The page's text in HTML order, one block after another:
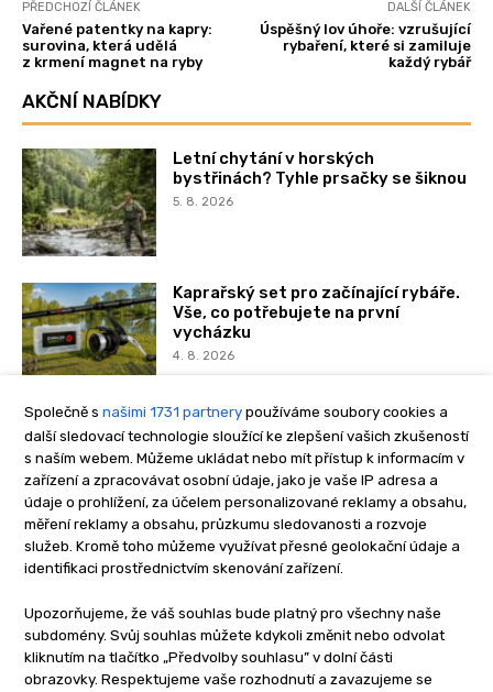
Společně s našimi 1731 partnery používáme soubory cookies a
další sledovací technologie sloužící ke zlepšení vašich zkušeností
s naším webem. Můžeme ukládat nebo mít přístup k informacím v
zařízení a zpracovávat osobní údaje, jako je vaše IP adresa a
údaje o prohlížení, za účelem personalizované reklamy a obsahu,
měření reklamy a obsahu, průzkumu sledovanosti a rozvoje
služeb. Kromě toho můžeme využívat přesné geolokační údaje a
identifikaci prostřednictvím skenování zařízení.
Upozorňujeme, že váš souhlas bude platný pro všechny naše
subdomény. Svůj souhlas můžete kdykoli změnit nebo odvolat
kliknutím na tlačítko „Předvolby souhlasu” v dolní části
obrazovky. Respektujeme vaše rozhodnutí a zavazujeme se